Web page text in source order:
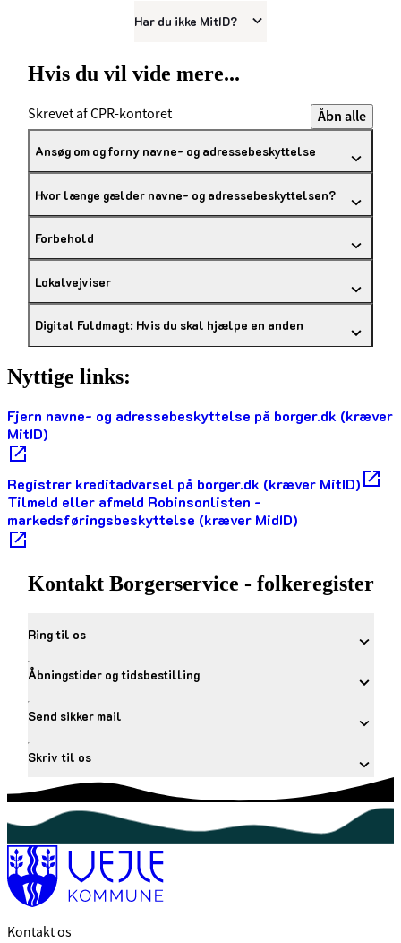
Har du ikke MitID?
Hvis du vil vide mere...
Skrevet af CPR-kontoret Åbn alle
Ansøg om og forny navne- og adressebeskyttelse
Hvor længe gælder navne- og adressebeskyttelsen?
Forbehold
Lokalvejviser
Digital Fuldmagt: Hvis du skal hjælpe en anden
Nyttige links:
Fjern navne- og adressebeskyttelse på borger.dk (kræver
MitID)
Registrer kreditadvarsel på borger.dk (kræver MitID)
Tilmeld eller afmeld Robinsonlisten -
markedsføringsbeskyttelse (kræver MidID)
Kontakt Borgerservice - folkeregister
Ring til os
Åbningstider og tidsbestilling
Send sikker mail
Skriv til os
Kontakt os